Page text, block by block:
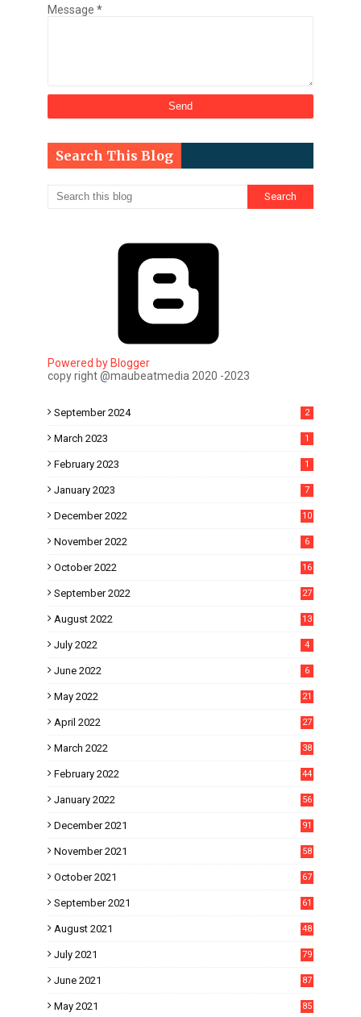
Message *
Search This Blog
Powered by Blogger
copy right @maubeatmedia 2020 -2023
September 2024 2
March 2023 1
February 2023 1
January 2023 7
December 2022 10
November 2022 6
October 2022 16
September 2022 27
August 2022 13
July 2022 4
June 2022 6
May 2022 21
April 2022 27
March 2022 38
February 2022 44
January 2022 56
December 2021 91
November 2021 58
October 2021 67
September 2021 61
August 2021 48
July 2021 79
June 2021 87
May 2021 85